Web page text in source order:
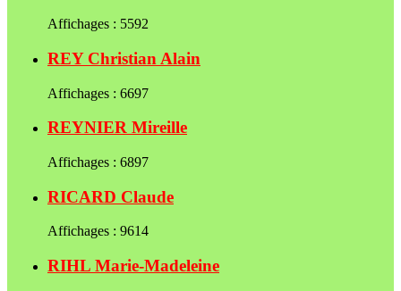
Affichages : 5592
REY Christian Alain
Affichages : 6697
REYNIER Mireille
Affichages : 6897
RICARD Claude
Affichages : 9614
RIHL Marie-Madeleine